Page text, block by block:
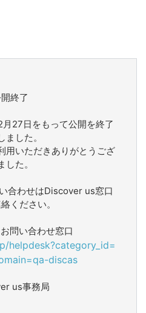
終了
27日をもって公開を終了
ました。
用いただきありがとうござ
した。
合わせはDiscover us窓口
ください。
問い合わせ窓口
helpdesk?category_id=
discas
us事務局